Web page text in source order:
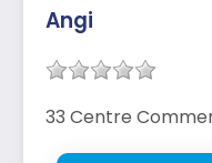
Angi
33 Centre